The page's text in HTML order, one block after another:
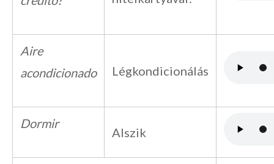
Aire
acondicionado
Légkondicionálás
Dormir
Alszik